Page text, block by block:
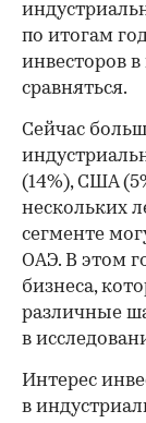
по итогам
инвесторов
сравняться.
Сейчас
(14%), США
нескольких
сегменте
ОАЭ. В этом
бизнеса,
различные
в
Интерес
в